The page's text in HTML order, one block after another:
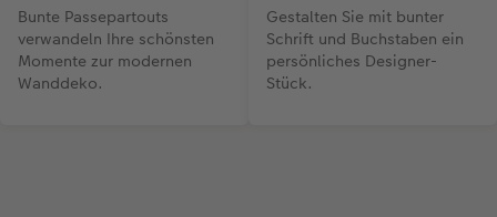
Bunte Passepartouts
verwandeln Ihre schönsten
Momente zur modernen
Wanddeko.
Gestalten Sie mit bunter
Schrift und Buchstaben ein
persönliches Designer-
Stück.